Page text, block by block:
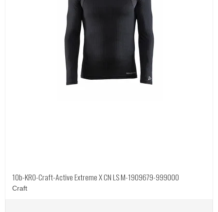
10b-KRO-Craft-Active Extreme X CN LS M-1909679-999000
Craft